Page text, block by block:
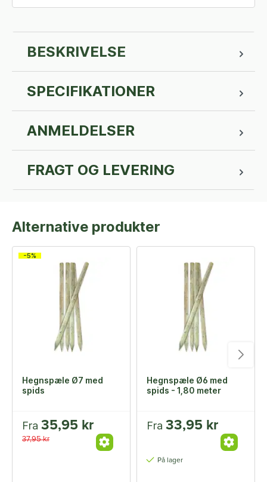
BESKRIVELSE
SPECIFIKATIONER
ANMELDELSER
FRAGT OG LEVERING
Alternative produkter
-5%
Hegnspæle Ø7 med
spids
Fra 35,95 kr
37,95 kr
Hegnspæle Ø6 med
spids - 1,80 meter
Fra 33,95 kr
På lager